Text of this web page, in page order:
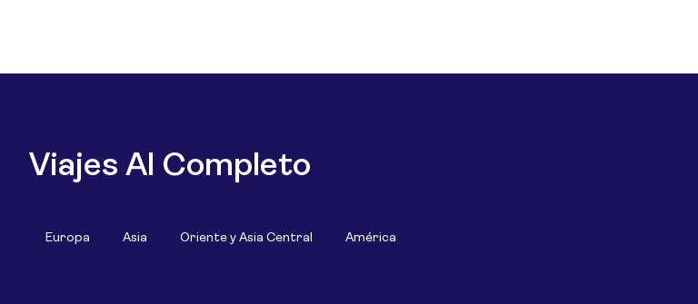
Viajes Al Completo
Europa Asia Oriente y Asia Central América